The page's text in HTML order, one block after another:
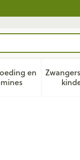
Schoonheid,
en
Toon submenu